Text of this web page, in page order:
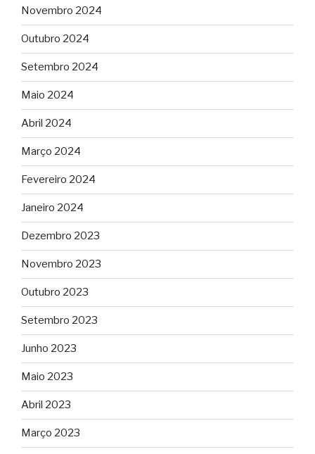
Novembro 2024
Outubro 2024
Setembro 2024
Maio 2024
Abril 2024
Março 2024
Fevereiro 2024
Janeiro 2024
Dezembro 2023
Novembro 2023
Outubro 2023
Setembro 2023
Junho 2023
Maio 2023
Abril 2023
Março 2023